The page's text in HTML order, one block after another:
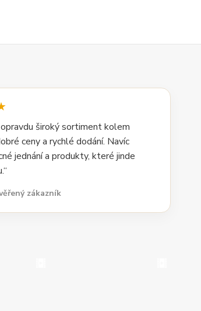
opravdu široký sortiment kolem
ceny a rychlé dodání. Navíc
jednání a produkty, které jinde
zákazník